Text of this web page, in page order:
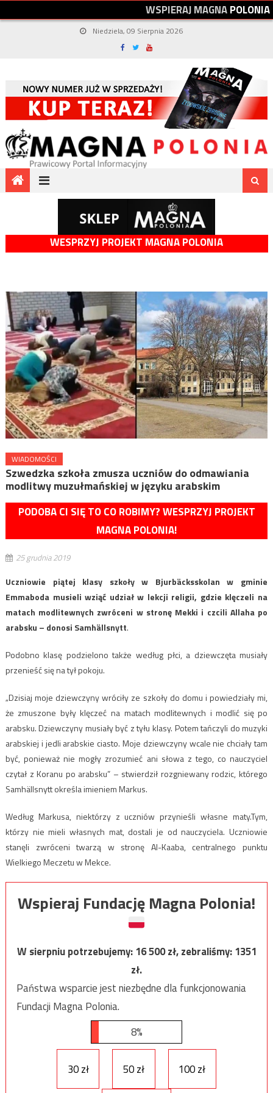
WSPIERAJMAGNAPOLONIA
Niedziela, 09 Sierpnia 2026
WESPRZYJ PROJEKT MAGNA POLONIA
WIADOMOŚCI
Szwedzka szkoła zmusza uczniów do odmawiania
modlitwy muzułmańskiej w języku arabskim
PODOBA CI SIĘ TO CO ROBIMY? WESPRZYJ PROJEKT
MAGNA POLONIA!
25 grudnia 2019
Uczniowie piątej klasy szkoły w Bjurbäcksskolan w gminie
Emmaboda musieli wziąć udział w lekcji religii, gdzie klęczeli na
matach modlitewnych zwróceni w stronę Mekki i czcili Allaha po
arabsku – donosi Samhällsnytt.
Podobno klasę podzielono także według płci, a dziewczęta musiały
przenieść się na tył pokoju.
„Dzisiaj moje dziewczyny wróciły ze szkoły do ​​domu i powiedziały mi,
że zmuszone były klęczeć na matach modlitewnych i modlić się po
arabsku. Dziewczyny musiały być z tyłu klasy. Potem tańczyli do muzyki
arabskiej i jedli arabskie ciasto. Moje dziewczyny wcale nie chciały tam
być, ponieważ nie mogły zrozumieć ani słowa z tego, co nauczyciel
czytał z Koranu po arabsku” – stwierdził rozgniewany rodzic, którego
Samhällsnytt określa imieniem Markus.
Według Markusa, niektórzy z uczniów przynieśli własne maty.Tym,
którzy nie mieli własnych mat, dostali je od nauczyciela. Uczniowie
stanęli zwróceni twarzą w stronę Al-Kaaba, centralnego punktu
Wielkiego Meczetu w Mekce.
Wspieraj Fundację Magna Polonia!
W sierpniu potrzebujemy:16 500zł, zebraliśmy:1351
zł.
Państwa wsparcie jest niezbędne dla funkcjonowania
Fundacji Magna Polonia.
8%
30 zł 50 zł 100 zł